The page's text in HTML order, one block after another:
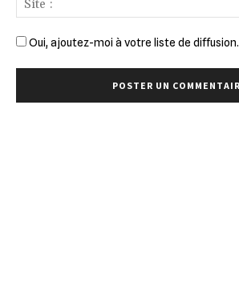
Oui, ajoutez-moi à votre liste de diffusion.